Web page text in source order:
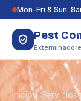
Saltar al
Mon–Fri & Sun:
Pest
Inicio›Servicios